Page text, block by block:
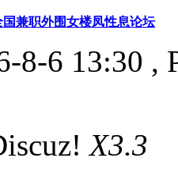
兼职外围女楼凤性息论坛
8-6 13:30 ,
X3.3